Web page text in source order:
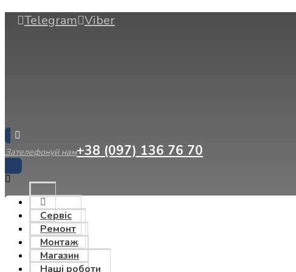
Telegram Viber
Зателефонуй нам+38 (097) 136 76 70
Сервіс
Ремонт
Монтаж
Магазин
Наші роботи